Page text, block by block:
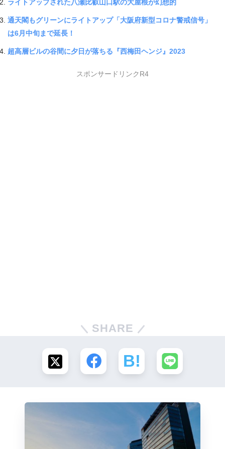
ライトアップされた八瀬比叡山口駅の大屋根が幻想的
通天閣もグリーンにライトアップ「大阪府新型コロナ警戒信号」
は6月中旬まで延長！
超高層ビルの谷間に夕日が落ちる『西梅田ヘンジ』2023
スポンサードリンクR4
SHARE